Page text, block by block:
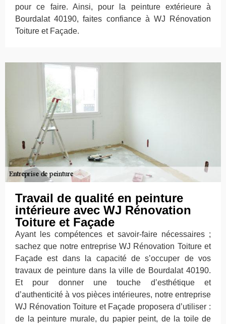
pour ce faire. Ainsi, pour la peinture extérieure à
Bourdalat 40190, faites confiance à WJ Rénovation
Toiture et Façade.
Travail de qualité en peinture
intérieure avec WJ Rénovation
Toiture et Façade
Ayant les compétences et savoir-faire nécessaires ;
sachez que notre entreprise WJ Rénovation Toiture et
Façade est dans la capacité de s’occuper de vos
travaux de peinture dans la ville de Bourdalat 40190.
Et pour donner une touche d’esthétique et
d’authenticité à vos pièces intérieures, notre entreprise
WJ Rénovation Toiture et Façade proposera d’utiliser :
de la peinture murale, du papier peint, de la toile de